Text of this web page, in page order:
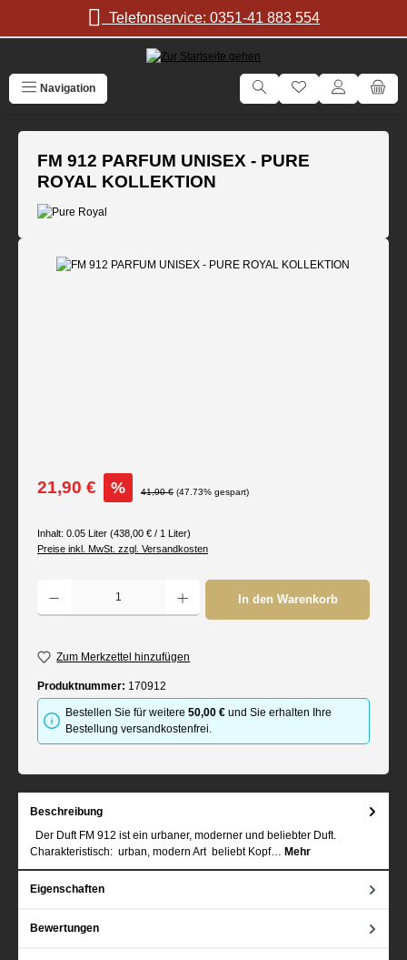
Zum Hauptinhalt springenTelefonservice: 0351-41 883 554
Navigation
FM 912 PARFUM UNISEX - PURE
ROYAL KOLLEKTION
Bildergalerie überspringen
Verkaufspreis:
21,90 € % Regulärer Preis:
41,90 € (47.73% gespart)
Inhalt: 0.05 Liter (438,00 € / 1 Liter)
Preise inkl. MwSt. zzgl. Versandkosten
Produkt Anzahl: Gib den gewünschten Wert ein oder benutze die Schaltflächen um
In den Warenkorb
Zum Merkzettel hinzufügen
Produktnummer: 170912
Bestellen Sie für weitere50,00 € und Sie erhalten Ihre
Bestellung versandkostenfrei.
Beschreibung
Der Duft FM 912 ist ein urbaner, moderner und beliebter Duft.
Charakteristisch: urban, modern Art beliebt Kopf… Mehr
Eigenschaften
Bewertungen